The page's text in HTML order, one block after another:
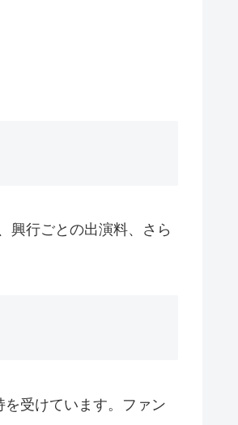
興行ごとの出演料、さら
受けています。ファン